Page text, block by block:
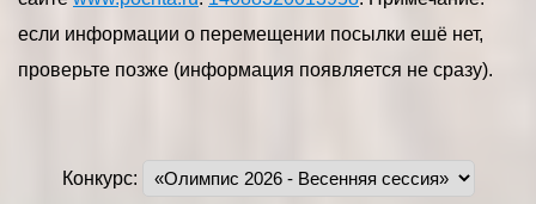
если информации о перемещении посылки ешё нет,
проверьте позже (информация появляется не сразу).
Конкурс: